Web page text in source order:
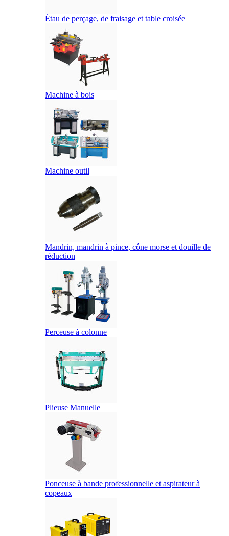
Étau de perçage, de fraisage et table croisée
Machine à bois
Machine outil
Mandrin, mandrin à pince, cône morse et douille de
réduction
Perceuse à colonne
Plieuse Manuelle
Ponceuse à bande professionnelle et aspirateur à
copeaux